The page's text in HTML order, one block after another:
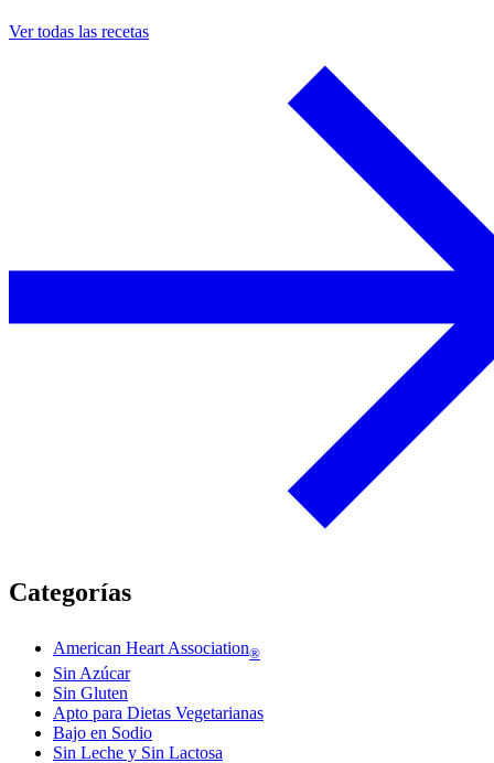
Ver todas las recetas
Categorías
American Heart Association®
Sin Azúcar
Sin Gluten
Apto para Dietas Vegetarianas
Bajo en Sodio
Sin Leche y Sin Lactosa